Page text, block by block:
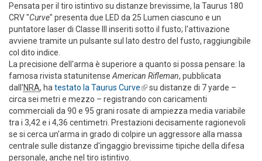
Pensata per il tiro istintivo su distanze brevissime, la Taurus 180
CRV "Curve" presenta due LED da 25 Lumen ciascuno e un
puntatore laser di Classe III inseriti sotto il fusto; l'attivazione
avviene tramite un pulsante sul lato destro del fusto, raggiungibile
col dito indice.
La precisione dell'arma è superiore a quanto si possa pensare: la
famosa rivista statunitense American Rifleman, pubblicata
dall'NRA, ha testato la Taurus Curve(link is external)
su distanze di 7 yarde –
circa sei metri e mezzo – registrando con caricamenti
commerciali da 90 e 95 grani rosate di ampiezza media variabile
tra i 3,42 e i 4,36 centimetri. Prestazioni decisamente ragionevoli
se si cerca un'arma in grado di colpire un aggressore alla massa
centrale sulle distanze d'ingaggio brevissime tipiche della difesa
personale, anche nel tiro istintivo.